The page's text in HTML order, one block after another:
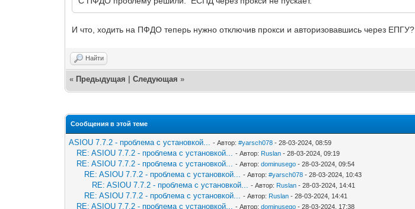
И что, ходить на ПФДО теперь нужно отключив прокси и авторизовавшись через ЕПГУ?
Найти
« Предыдущая |Следующая »
Сообщения в этой теме
ASIOU 7.7.2 - проблема с установкой... - Автор:#yarsch078 - 28-03-2024, 08:59
RE: ASIOU 7.7.2 - проблема с установкой... - Автор: Ruslan - 28-03-2024, 09:19
RE: ASIOU 7.7.2 - проблема с установкой... - Автор:dominusego - 28-03-2024, 09:54
RE: ASIOU 7.7.2 - проблема с установкой... - Автор:#yarsch078 - 28-03-2024, 10:43
RE: ASIOU 7.7.2 - проблема с установкой... - Автор: Ruslan - 28-03-2024, 14:41
RE: ASIOU 7.7.2 - проблема с установкой... - Автор: Ruslan - 28-03-2024, 14:41
RE: ASIOU 7.7.2 - проблема с установкой... - Автор:dominusego - 28-03-2024, 17:38